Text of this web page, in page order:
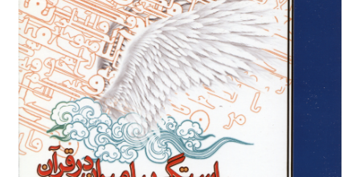
پرداخت
تماس با ما
ثبت شکایات
حساب کاربری من